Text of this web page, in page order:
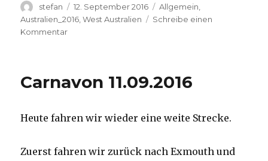
Autor
stefan
Veröffentlicht
am
12. September 2016 Kategorien
Allgemein
Australien_2016 ,West Australien
Schreibe einen
Kommentarzu
Carnavon 11.09.2016
Heute fahren wir wieder eine weite Strecke.
Zuerst fahren wir zurück nach Exmouth und